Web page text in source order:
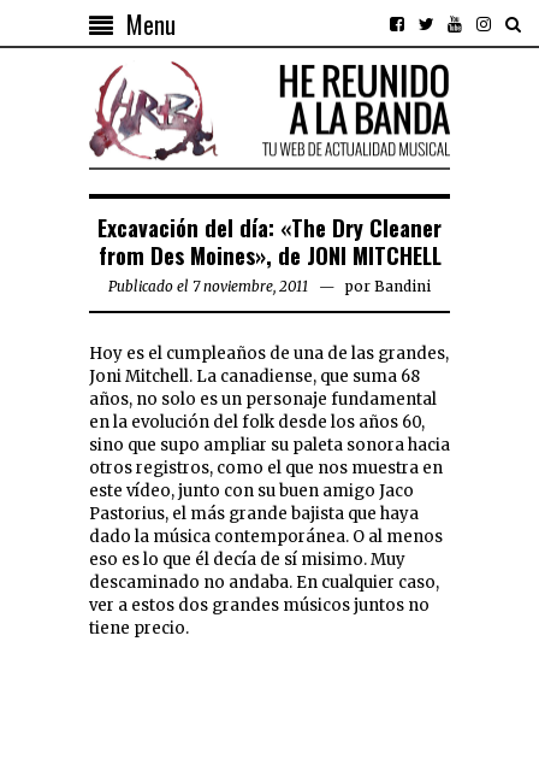
Menu
Excavación del día: «The Dry Cleaner
from Des Moines», de JONI MITCHELL
Publicado el 7 noviembre, 2011 por Bandini
Hoy es el cumpleaños de una de las grandes,
Joni Mitchell. La canadiense, que suma 68
años, no solo es un personaje fundamental
en la evolución del folk desde los años 60,
sino que supo ampliar su paleta sonora hacia
otros registros, como el que nos muestra en
este vídeo, junto con su buen amigo Jaco
Pastorius, el más grande bajista que haya
dado la música contemporánea. O al menos
eso es lo que él decía de sí misimo. Muy
descaminado no andaba. En cualquier caso,
ver a estos dos grandes músicos juntos no
tiene precio.